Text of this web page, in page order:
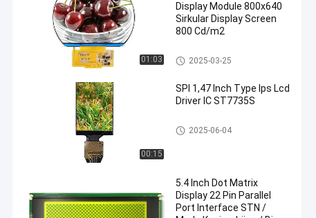
01:03
Display Module 800x640
Sirkular Display Screen
800 Cd/m2
Layar LCD Bulat
2025-03-25
00:15
SPI 1,47 Inch Type Ips Lcd
Driver IC ST7735S
Layar Lcd IPS
2025-06-04
5.4 Inch Dot Matrix
Display 22 Pin Parallel
Port Interface STN /